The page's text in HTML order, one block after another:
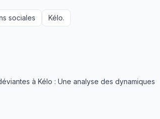
sociales Kélo.
à Kélo : Une analyse des dynamiques